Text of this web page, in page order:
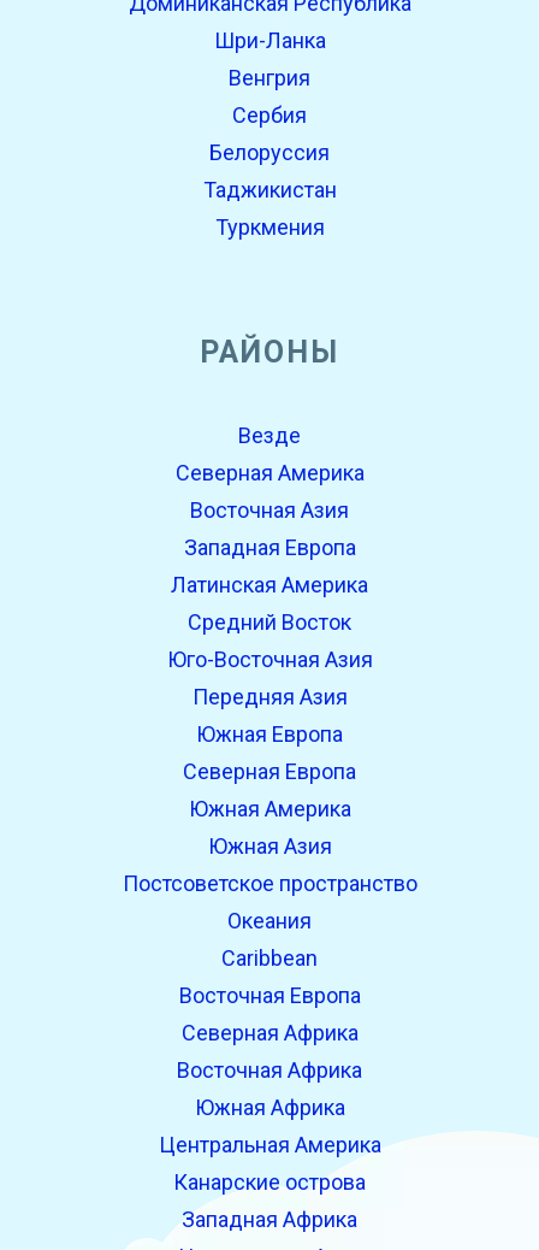
Шри-Ланка
Венгрия
Сербия
Белоруссия
Таджикистан
Туркмения
РАЙОНЫ
Везде
Северная Америка
Восточная Азия
Западная Европа
Латинская Америка
Средний Восток
Юго-Восточная Азия
Передняя Азия
Южная Европа
Северная Европа
Южная Америка
Южная Азия
Постсоветское пространство
Океания
Caribbean
Восточная Европа
Северная Африка
Восточная Африка
Южная Африка
Центральная Америка
Канарские острова
Западная Африка